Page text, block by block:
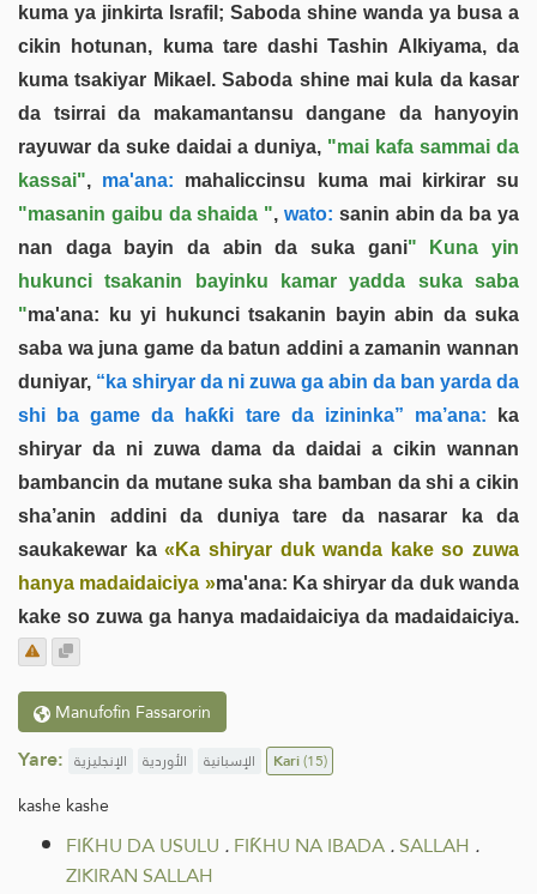
kuma ya jinkirta Israfil; Saboda shine wanda ya busa a
cikin hotunan, kuma tare dashi Tashin Alkiyama, da
kuma tsakiyar Mikael. Saboda shine mai kula da kasar
da tsirrai da makamantansu dangane da hanyoyin
rayuwar da suke daidai a duniya, "mai kafa sammai da
kassai", ma'ana: mahaliccinsu kuma mai kirkirar su
"masanin gaibu da shaida ", wato: sanin abin da ba ya
nan daga bayin da abin da suka gani" Kuna yin
hukunci tsakanin bayinku kamar yadda suka saba
"ma'ana: ku yi hukunci tsakanin bayin abin da suka
saba wa juna game da batun addini a zamanin wannan
duniyar, “ka shiryar da ni zuwa ga abin da ban yarda da
shi ba game da haƙƙi tare da izininka” ma’ana: ka
shiryar da ni zuwa dama da daidai a cikin wannan
bambancin da mutane suka sha bamban da shi a cikin
sha’anin addini da duniya tare da nasarar ka da
saukakewar ka«Ka shiryar duk wanda kake so zuwa
hanya madaidaiciya »ma'ana: Ka shiryar da duk wanda
kake so zuwa ga hanya madaidaiciya da madaidaiciya.
Manufofin Fassarorin
Yare: الإنجليزية الأوردية الإسبانية Kari(15)
kashe kashe
FIƘHU DA USULU .FIƘHU NA IBADA.SALLAH .
ZIKIRAN SALLAH